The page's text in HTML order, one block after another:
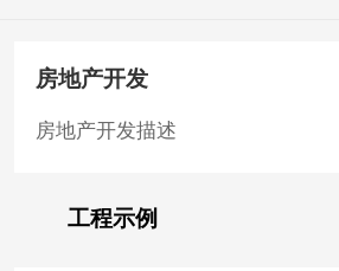
房地产开发
房地产开发描述
工程示例